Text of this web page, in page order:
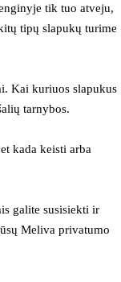
tik tuo atveju,
tipų slapukų turime
Kai kuriuos slapukus
tarnybos.
kada keisti arba
galite susisiekti ir
Meliva privatumo